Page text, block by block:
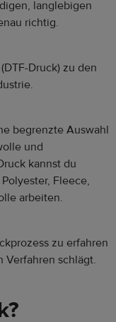
langlebigen
richtig.
Druck) zu den
begrenzte Auswahl
und
kannst du
Fleece,
arbeiten.
zu erfahren
Verfahren schlägt.